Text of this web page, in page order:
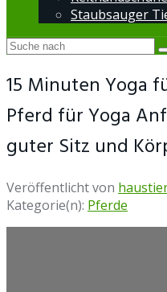
Staubsauger
15 Minuten Yoga
Pferd für Yoga
guter Sitz und
Veröffentlicht von
Kategorie(n): Pferde